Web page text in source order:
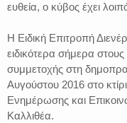
ευθεία, ο κύβος έχει
Η Ειδική Επιτροπή
ειδικότερα σήμερα
συμμετοχής στη
Αυγούστου 2016 στο
Ενημέρωσης και
Καλλιθέα.